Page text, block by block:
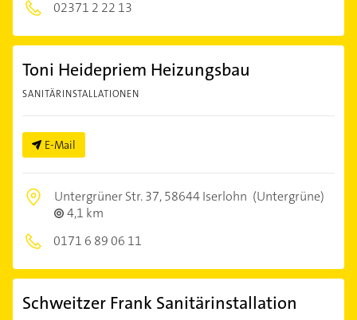
02371 2 22 13
Toni Heidepriem Heizungsbau
SANITÄRINSTALLATIONEN
E-Mail
Untergrüner Str. 37,58644 Iserlohn (Untergrüne)
4,1 km
0171 6 89 06 11
Schweitzer Frank Sanitärinstallation